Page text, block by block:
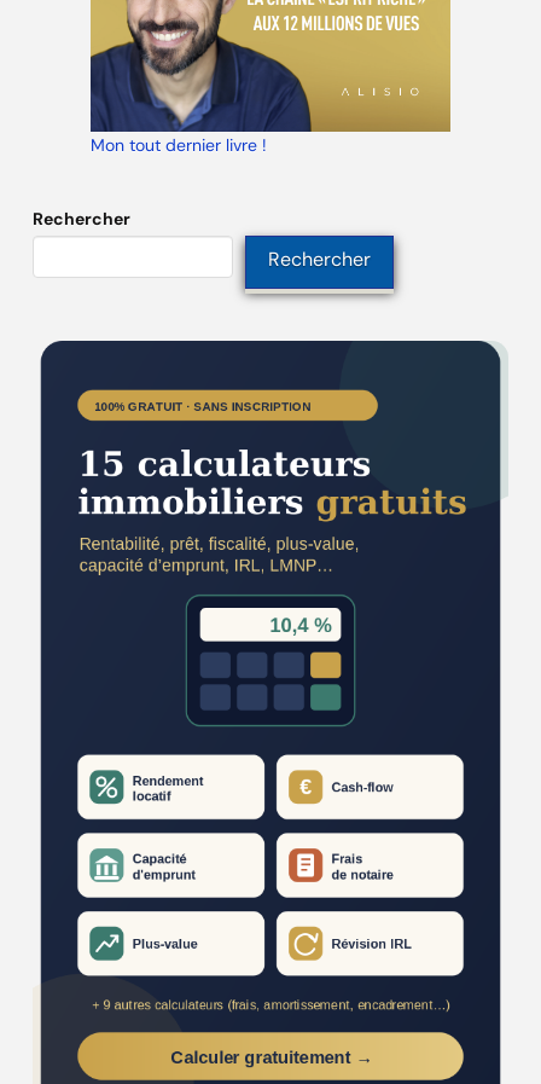
Mon tout dernier livre !
Rechercher
Rechercher